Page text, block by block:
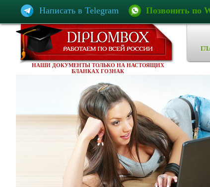
Написать в Telegram Позвонить по
НАШИ ДОКУМЕНТЫ ТОЛЬКО НА НАСТОЯЩИХ
БЛАНКАХ ГОЗНАК